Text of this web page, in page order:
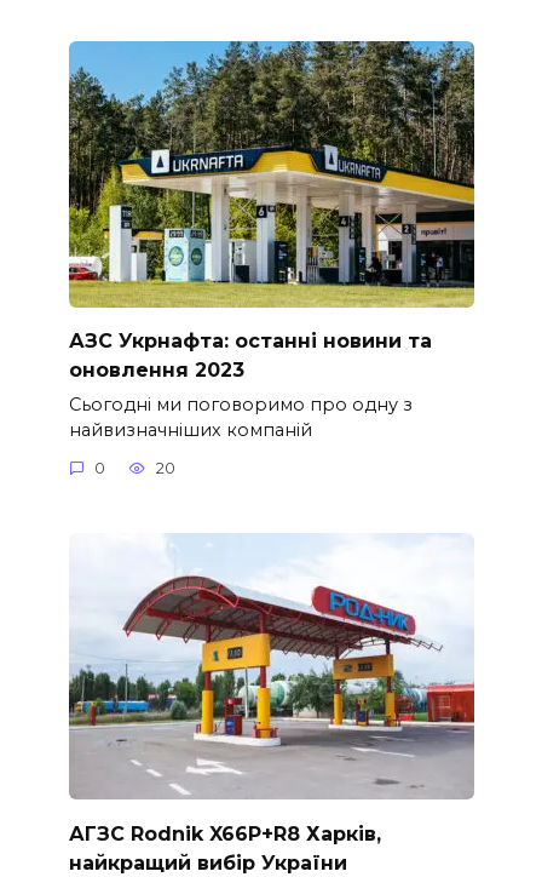
АЗС Укрнафта: останні новини та
оновлення 2023
Сьогодні ми поговоримо про одну з
найвизначніших компаній
0 20
АГЗС Rodnik X66P+R8 Харків,
найкращий вибір України